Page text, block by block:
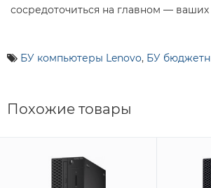
сосредоточиться на главном — ваших
БУ компьютеры Lenovo, БУ
Похожие товары